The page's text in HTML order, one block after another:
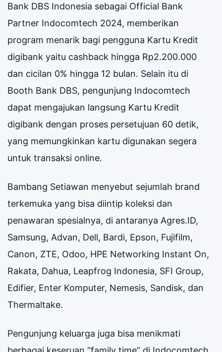
Bank DBS Indonesia sebagai Official Bank
Partner Indocomtech 2024, memberikan
program menarik bagi pengguna Kartu Kredit
digibank yaitu cashback hingga Rp2.200.000
dan cicilan 0% hingga 12 bulan. Selain itu di
Booth Bank DBS, pengunjung Indocomtech
dapat mengajukan langsung Kartu Kredit
digibank dengan proses persetujuan 60 detik,
yang memungkinkan kartu digunakan segera
untuk transaksi online.
Bambang Setiawan menyebut sejumlah brand
terkemuka yang bisa diintip koleksi dan
penawaran spesialnya, di antaranya Agres.ID,
Samsung, Advan, Dell, Bardi, Epson, Fujifilm,
Canon, ZTE, Odoo, HPE Networking Instant On,
Rakata, Dahua, Leapfrog Indonesia, SFI Group,
Edifier, Enter Komputer, Nemesis, Sandisk, dan
Thermaltake.
Pengunjung keluarga juga bisa menikmati